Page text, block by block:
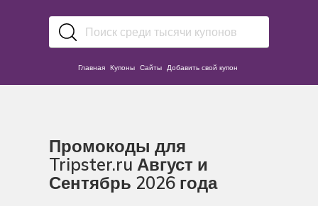
Главная Купоны Сайты Добавить свой купон
Промокоды для
Tripster.ru Август и
Сентябрь 2026 года